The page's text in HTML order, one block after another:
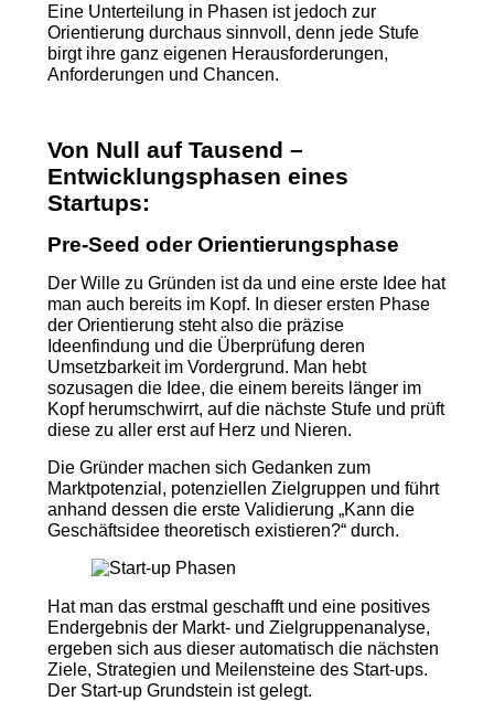
Eine Unterteilung in Phasen ist jedoch zur
Orientierung durchaus sinnvoll, denn jede Stufe
birgt ihre ganz eigenen Herausforderungen,
Anforderungen und Chancen.
Von Null auf Tausend –
Entwicklungsphasen eines
Startups:
Pre-Seed oder Orientierungsphase
Der Wille zu Gründen ist da und eine erste Idee hat
man auch bereits im Kopf. In dieser ersten Phase
der Orientierung steht also die präzise
Ideenfindung und die Überprüfung deren
Umsetzbarkeit im Vordergrund. Man hebt
sozusagen die Idee, die einem bereits länger im
Kopf herumschwirrt, auf die nächste Stufe und prüft
diese zu aller erst auf Herz und Nieren.
Die Gründer machen sich Gedanken zum
Marktpotenzial, potenziellen Zielgruppen und führt
anhand dessen die erste Validierung „Kann die
Geschäftsidee theoretisch existieren?“ durch.
Hat man das erstmal geschafft und eine positives
Endergebnis der Markt- und Zielgruppenanalyse,
ergeben sich aus dieser automatisch die nächsten
Ziele, Strategien und Meilensteine des Start-ups.
Der Start-up Grundstein ist gelegt.